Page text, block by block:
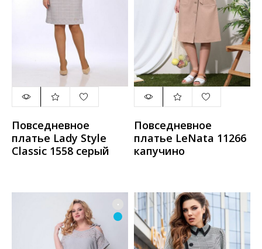
Повседневное
платье Lady Style
Classic 1558 серый
Повседневное
платье LeNata 11266
капучино